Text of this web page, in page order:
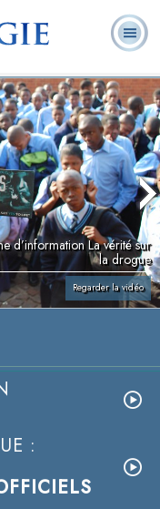
Foire aux
questions
Livres
d’information La vérité sur
la drogue
Regarder la vidéo
: